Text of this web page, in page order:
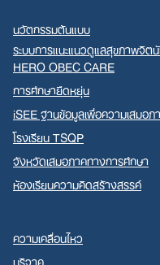
นวัตกรรมต้นแบบ
ระบบการแนะแนวดูแลสุขภาพจิต
HERO OBEC CARE
การศึกษายืดหยุ่น
iSEE ฐานข้อมูลเพื่อความเสมอ
โรงเรียน TSQP
จังหวัดเสมอภาคทางการศึกษา
ห้องเรียนความคิดสร้างสรรค์
ความเคลื่อนไหว